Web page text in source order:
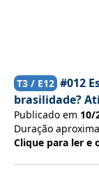
T3 / E12 #012
brasilidade?
Publicado em 10/
Duração
Clique para ler e